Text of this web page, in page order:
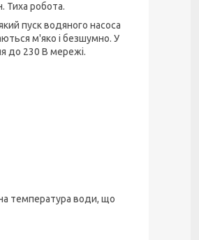
Тиха робота.
пуск водяного насоса
м'яко і безшумно. У
до 230 В мережі.
температура води, що